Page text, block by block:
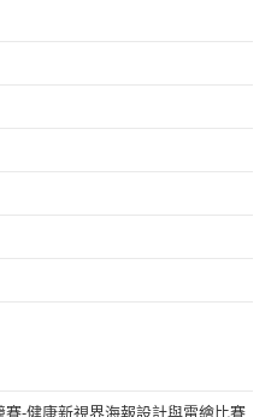
-健康新視界海報設計與電繪比賽